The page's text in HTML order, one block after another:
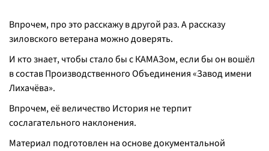
Впрочем, про это расскажу в другой раз. А рассказу
зиловского ветерана можно доверять.
И кто знает, чтобы стало бы с КАМАЗом, если бы он вошёл
в состав Производственного Объединения «Завод имени
Лихачёва».
Впрочем, её величество История не терпит
сослагательного наклонения.
Материал подготовлен на основе документальной